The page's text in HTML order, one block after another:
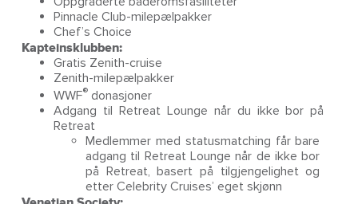
Pinnacle Club-milepælpakker
Chef’s Choice
Kapteinsklubben:
Gratis Zenith-cruise
Zenith-milepælpakker
WWF®donasjoner
Adgang til Retreat Lounge når du ikke bor på
Retreat
Medlemmer med statusmatching får bare
adgang til Retreat Lounge når de ikke bor
på Retreat, basert på tilgjengelighet og
etter Celebrity Cruises’ eget skjønn